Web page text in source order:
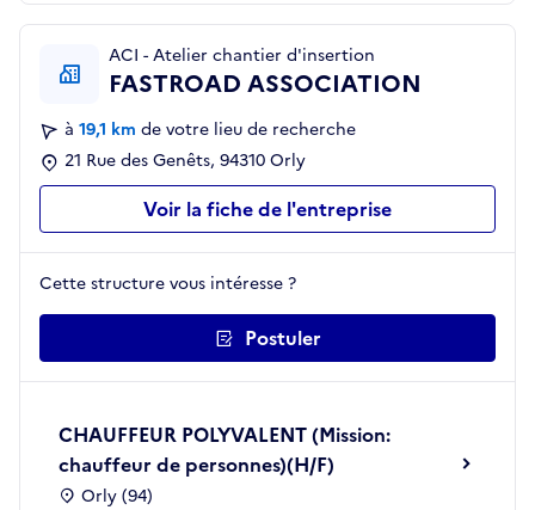
ACI - Atelier chantier d'insertion
FASTROAD ASSOCIATION
à 19,1 km de votre lieu de recherche
21 Rue des Genêts, 94310 Orly
Voir la fiche de l'entreprise
Cette structure vous intéresse ?
Postuler
CHAUFFEUR POLYVALENT (Mission:
chauffeur de personnes)(H/F)
Orly (94)